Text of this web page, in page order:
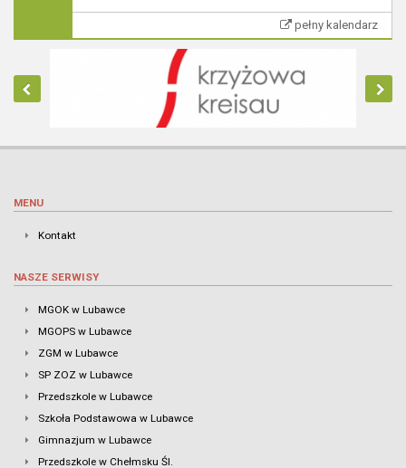
pełny kalendarz
MENU
Kontakt
NASZE SERWISY
MGOK w Lubawce
MGOPS w Lubawce
ZGM w Lubawce
SP ZOZ w Lubawce
Przedszkole w Lubawce
Szkoła Podstawowa w Lubawce
Gimnazjum w Lubawce
Przedszkole w Chełmsku Śl.